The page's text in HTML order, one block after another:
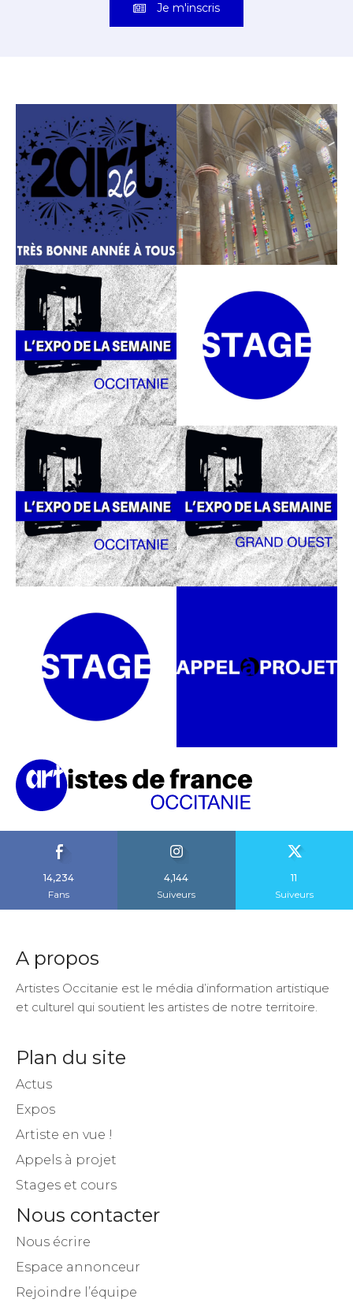
Je m'inscris
14,234
Fans
4,144
Suiveurs
11
Suiveurs
A propos
Artistes Occitanie est le média d’information artistique
et culturel qui soutient les artistes de notre territoire.
Plan du site
Actus
Expos
Artiste en vue !
Appels à projet
Stages et cours
Nous contacter
Nous écrire
Espace annonceur
Rejoindre l’équipe